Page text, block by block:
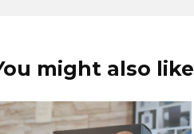
might also like